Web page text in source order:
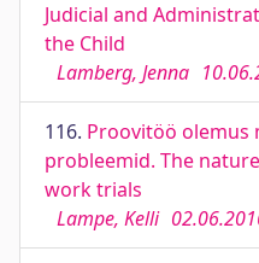
Judicial and
the Child
Lamberg, Jenna
116. Proovitöö olemus
probleemid. The
work trials
Lampe, Kelli